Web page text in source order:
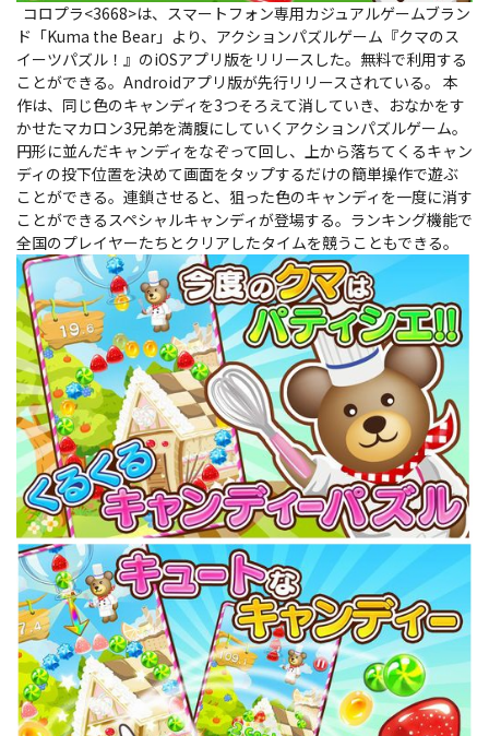
コロプラ<3668>は、スマートフォン専用カジュアルゲームブラン
ド「Kuma the Bear」より、アクションパズルゲーム『クマのス
イーツパズル！』のiOSアプリ版をリリースした。無料で利用する
ことができる。Androidアプリ版が先行リリースされている。 本
作は、同じ色のキャンディを3つそろえて消していき、おなかをす
かせたマカロン3兄弟を満腹にしていくアクションパズルゲーム。
円形に並んだキャンディをなぞって回し、上から落ちてくるキャン
ディの投下位置を決めて画面をタップするだけの簡単操作で遊ぶ
ことができる。連鎖させると、狙った色のキャンディを一度に消す
ことができるスペシャルキャンディが登場する。ランキング機能で
全国のプレイヤーたちとクリアしたタイムを競うこともできる。